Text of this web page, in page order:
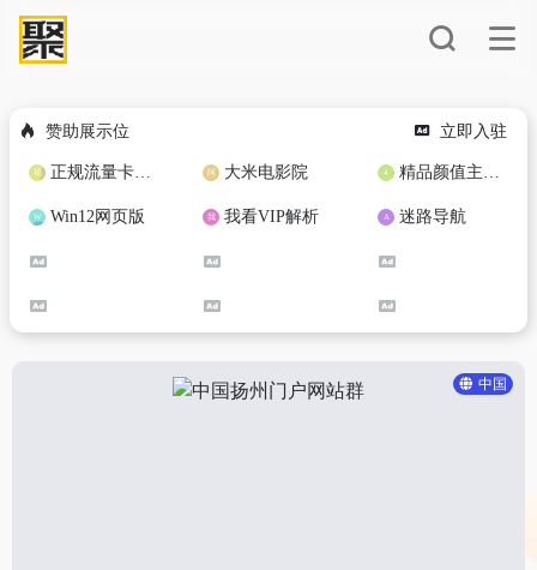
赞助展示位 立即入驻
正规流量卡免费加盟合作 大米电影院 精品颜值主播定制
Win12网页版 我看VIP解析 迷路导航
中国